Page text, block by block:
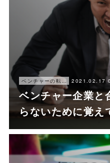
ベンチャーの転職ノウハウ 2021.02.17
ベンチャー企業
らないために覚え